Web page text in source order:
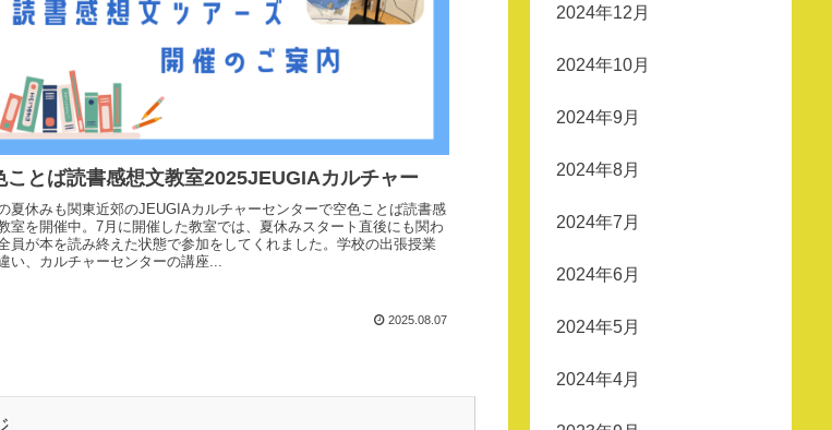
ことば読書感想文教室2025JEUGIAカルチャー
夏休みも関東近郊のJEUGIAカルチャーセンターで空色ことば読書感
室を開催中。7月に開催した教室では、夏休みスタート直後にも関わ
員が本を読み終えた状態で参加をしてくれました。学校の出張授業
い、カルチャーセンターの講座...
2025.08.07
2024年12月
2024年10月
2024年9月
2024年8月
2024年7月
2024年6月
2024年5月
2024年4月